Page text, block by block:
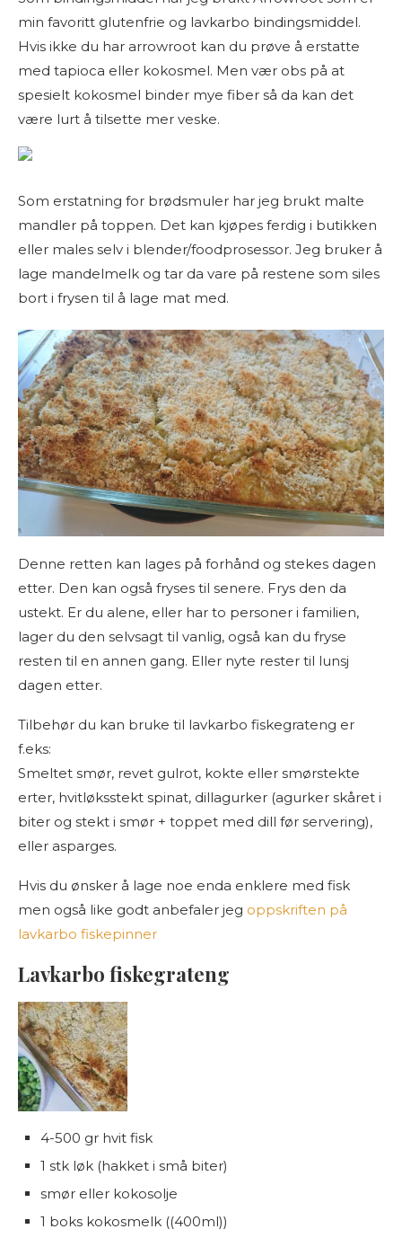
min favoritt glutenfrie og lavkarbo bindingsmiddel.
Hvis ikke du har arrowroot kan du prøve å erstatte
med tapioca eller kokosmel. Men vær obs på at
spesielt kokosmel binder mye fiber så da kan det
være lurt å tilsette mer veske.
Som erstatning for brødsmuler har jeg brukt malte
mandler på toppen. Det kan kjøpes ferdig i butikken
eller males selv i blender/foodprosessor. Jeg bruker å
lage mandelmelk og tar da vare på restene som siles
bort i frysen til å lage mat med.
Denne retten kan lages på forhånd og stekes dagen
etter. Den kan også fryses til senere. Frys den da
ustekt. Er du alene, eller har to personer i familien,
lager du den selvsagt til vanlig, også kan du fryse
resten til en annen gang. Eller nyte rester til lunsj
dagen etter.
Tilbehør du kan bruke til lavkarbo fiskegrateng er
f.eks:
Smeltet smør, revet gulrot, kokte eller smørstekte
erter, hvitløksstekt spinat, dillagurker (agurker skåret i
biter og stekt i smør + toppet med dill før servering),
eller asparges.
Hvis du ønsker å lage noe enda enklere med fisk
men også like godt anbefaler jeg oppskriften på
lavkarbo fiskepinner
Lavkarbo fiskegrateng
4-500 gr hvit fisk
1 stk løk (hakket i små biter)
smør eller kokosolje
1 boks kokosmelk ((400ml))